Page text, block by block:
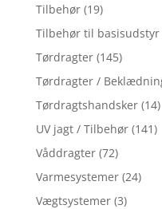
Tilbehør (19)
Tilbehør til basisudstyr
Tørdragter (145)
Tørdragter /
Tørdragtshandsker (14)
UV jagt / Tilbehør (141)
Våddragter (72)
Varmesystemer (24)
Vægtsystemer (3)